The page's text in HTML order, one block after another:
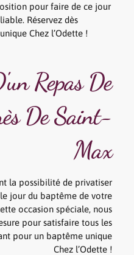
pour faire de ce jour
Réservez dès
Chez l’Odette !
Repas De
De Saint-
Max
la possibilité de privatiser
jour du baptême de votre
occasion spéciale, nous
pour satisfaire tous les
pour un baptême unique
Chez l’Odette !